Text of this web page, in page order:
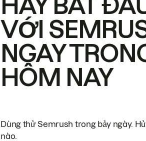
VỚI
NGAY
HÔM NAY
Dùng thử Semrush trong bảy ngày.
nào.